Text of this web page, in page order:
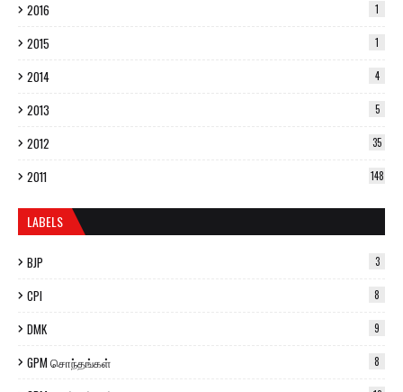
2016 1
2015 1
2014 4
2013 5
2012 35
2011 148
LABELS
BJP 3
CPI 8
DMK 9
GPM சொந்தங்கள் 8